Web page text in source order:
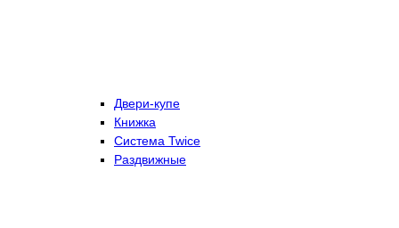
Двери-купе
Книжка
Система Twice
Раздвижные